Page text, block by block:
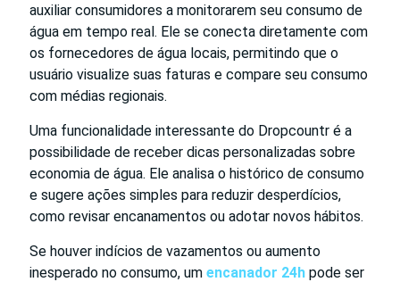
auxiliar consumidores a monitorarem seu consumo de
água em tempo real. Ele se conecta diretamente com
os fornecedores de água locais, permitindo que o
usuário visualize suas faturas e compare seu consumo
com médias regionais.
Uma funcionalidade interessante do Dropcountr é a
possibilidade de receber dicas personalizadas sobre
economia de água. Ele analisa o histórico de consumo
e sugere ações simples para reduzir desperdícios,
como revisar encanamentos ou adotar novos hábitos.
Se houver indícios de vazamentos ou aumento
inesperado no consumo, um encanador 24h pode ser